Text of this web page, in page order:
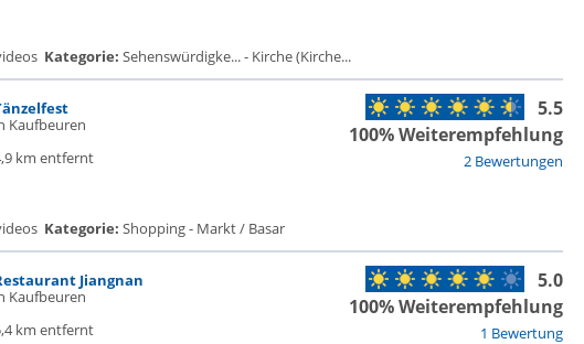
Kategorie: Sehenswürdigke... - Kirche (Kirche...
Kaufbeuren
km entfernt
2 Bewertungen
5.5
100% Weiterempfehlung
Kategorie: Shopping - Markt / Basar
Jiangnan
Kaufbeuren
km entfernt
1 Bewertung
5.0
100% Weiterempfehlung